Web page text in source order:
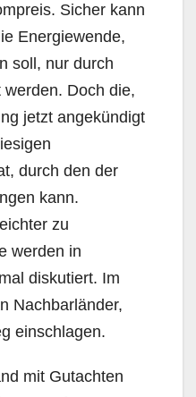
Sicher kann
Energiewende,
soll, nur durch
Doch die,
jetzt angekündigt
durch den der
kann.
zu
werden in
diskutiert. Im
Nachbarländer,
einschlagen.
mit Gutachten